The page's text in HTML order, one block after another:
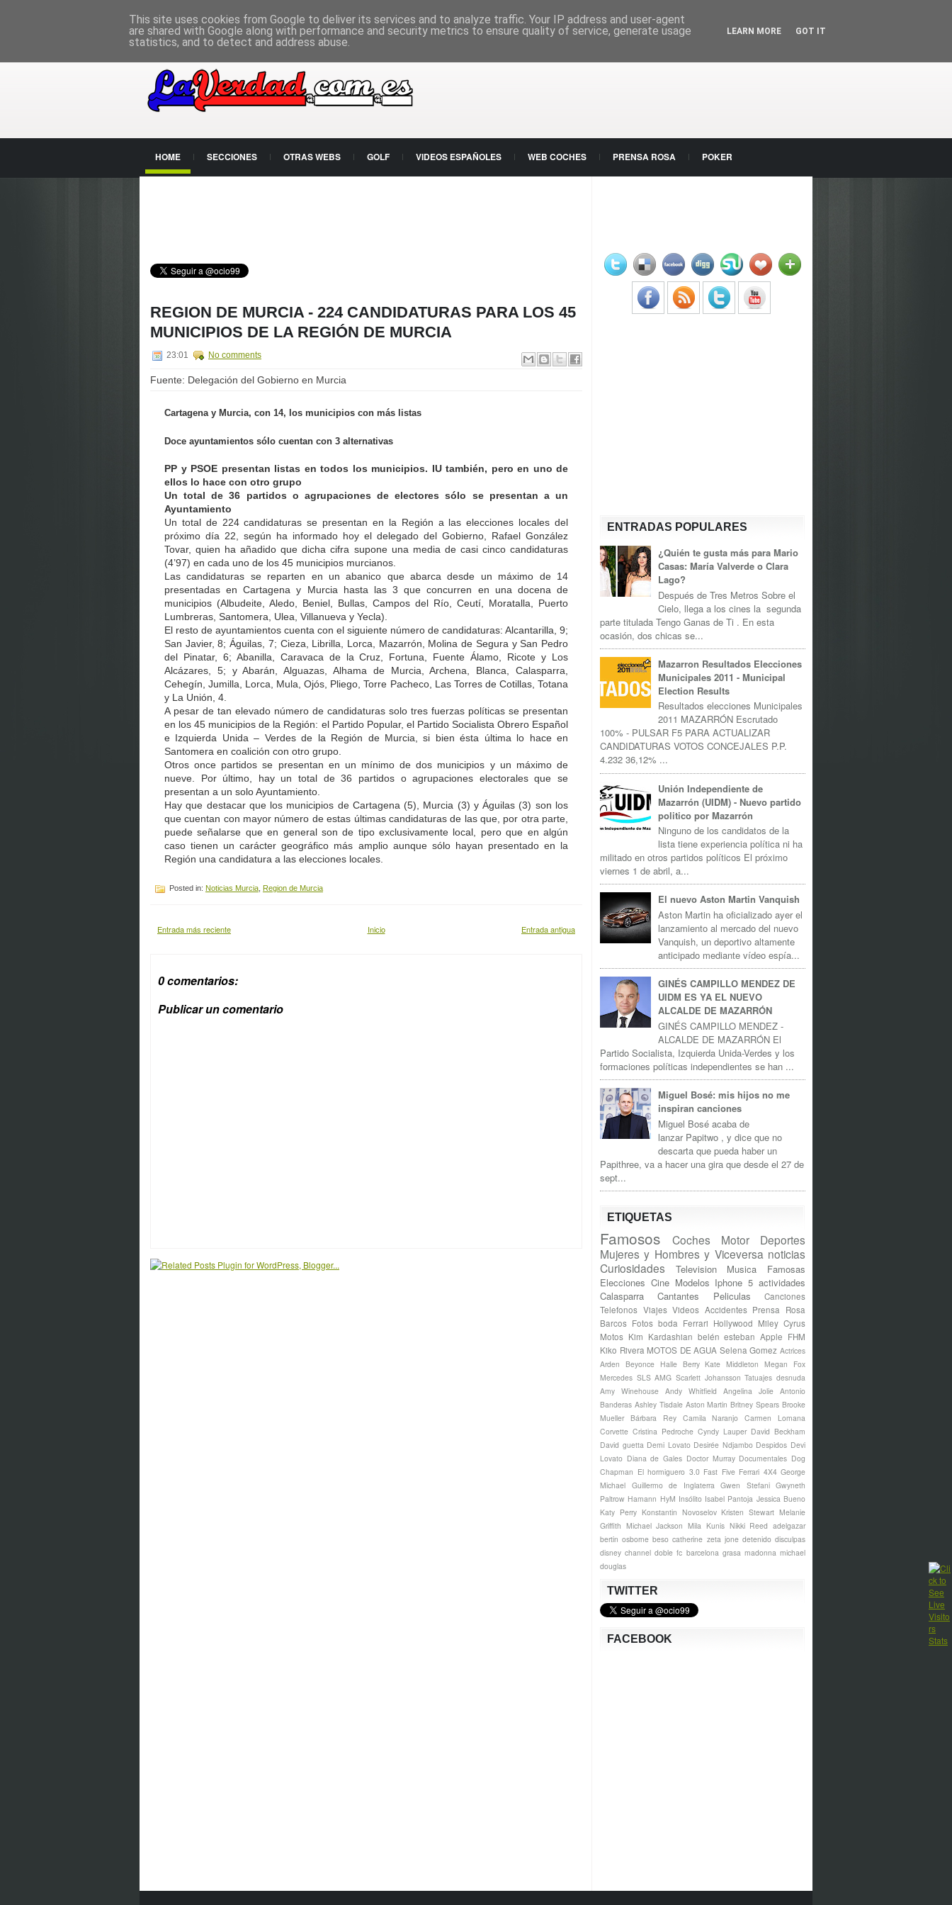
HOME SECCIONES OTRAS WEBS GOLF VIDEOS ESPAÑOLES WEB COCHES PRENSA ROSA POKER
REGION DE MURCIA - 224 CANDIDATURAS PARA LOS 45
MUNICIPIOS DE LA REGIÓN DE MURCIA
23:01 No comments
Fuente: Delegación del Gobierno en Murcia
Cartagena y Murcia, con 14, los municipios con más listas
Doce ayuntamientos sólo cuentan con 3 alternativas
PP y PSOE presentan listas en todos los municipios. IU también, pero en uno de
ellos lo hace con otro grupo
Un total de 36 partidos o agrupaciones de electores sólo se presentan a un
Ayuntamiento
Un total de 224 candidaturas se presentan en la Región a las elecciones locales del
próximo día 22, según ha informado hoy el delegado del Gobierno, Rafael González
Tovar, quien ha añadido que dicha cifra supone una media de casi cinco candidaturas
(4’97) en cada uno de los 45 municipios murcianos.
Las candidaturas se reparten en un abanico que abarca desde un máximo de 14
presentadas en Cartagena y Murcia hasta las 3 que concurren en una docena de
municipios (Albudeite, Aledo, Beniel, Bullas, Campos del Río, Ceutí, Moratalla, Puerto
Lumbreras, Santomera, Ulea, Villanueva y Yecla).
El resto de ayuntamientos cuenta con el siguiente número de candidaturas: Alcantarilla, 9;
San Javier, 8; Águilas, 7; Cieza, Librilla, Lorca, Mazarrón, Molina de Segura y San Pedro
del Pinatar, 6; Abanilla, Caravaca de la Cruz, Fortuna, Fuente Álamo, Ricote y Los
Alcázares, 5; y Abarán, Alguazas, Alhama de Murcia, Archena, Blanca, Calasparra,
Cehegín, Jumilla, Lorca, Mula, Ojós, Pliego, Torre Pacheco, Las Torres de Cotillas, Totana
y La Unión, 4.
A pesar de tan elevado número de candidaturas solo tres fuerzas políticas se presentan
en los 45 municipios de la Región: el Partido Popular, el Partido Socialista Obrero Español
e Izquierda Unida – Verdes de la Región de Murcia, si bien ésta última lo hace en
Santomera en coalición con otro grupo.
Otros once partidos se presentan en un mínimo de dos municipios y un máximo de
nueve. Por último, hay un total de 36 partidos o agrupaciones electorales que se
presentan a un solo Ayuntamiento.
Hay que destacar que los municipios de Cartagena (5), Murcia (3) y Águilas (3) son los
que cuentan con mayor número de estas últimas candidaturas de las que, por otra parte,
puede señalarse que en general son de tipo exclusivamente local, pero que en algún
caso tienen un carácter geográfico más amplio aunque sólo hayan presentado en la
Región una candidatura a las elecciones locales.
Posted in: Noticias Murcia Region de Murcia
Entrada más reciente Entrada antigua
Inicio
0 comentarios:
Publicar un comentario
ENTRADAS POPULARES
¿Quién te gusta más para Mario
Casas: María Valverde o Clara
Lago?
Después de Tres Metros Sobre el
Cielo, llega a los cines la segunda
parte titulada Tengo Ganas de Ti . En esta
ocasión, dos chicas se...
Mazarron Resultados Elecciones
Municipales 2011 - Municipal
Election Results
Resultados elecciones Municipales
2011 MAZARRÓN Escrutado
100% - PULSAR F5 PARA ACTUALIZAR
CANDIDATURAS VOTOS CONCEJALES P.P.
4.232 36,12% ...
Unión Independiente de
Mazarrón (UIDM) - Nuevo partido
politico por Mazarrón
Ninguno de los candidatos de la
lista tiene experiencia política ni ha
militado en otros partidos políticos El próximo
viernes 1 de abril, a...
El nuevo Aston Martin Vanquish
Aston Martin ha oficializado ayer el
lanzamiento al mercado del nuevo
Vanquish, un deportivo altamente
anticipado mediante vídeo espía...
GINÉS CAMPILLO MENDEZ DE
UIDM ES YA EL NUEVO
ALCALDE DE MAZARRÓN
GINÉS CAMPILLO MENDEZ -
ALCALDE DE MAZARRÓN El
Partido Socialista, Izquierda Unida-Verdes y los
formaciones políticas independientes se han ...
Miguel Bosé: mis hijos no me
inspiran canciones
Miguel Bosé acaba de
lanzar Papitwo , y dice que no
descarta que pueda haber un
Papithree, va a hacer una gira que desde el 27 de
sept...
ETIQUETAS
Famosos Coches Motor
Deportes
Mujeres y Hombres y Viceversa noticias
Curiosidades
Television Musica
Famosas
Elecciones Cine Modelos Iphone 5 actividades
Calasparra
Cantantes Peliculas
Canciones
Telefonos Viajes Videos Accidentes Prensa Rosa
Barcos Fotos boda Ferrari Hollywood Miley Cyrus
Motos Kim Kardashian belén esteban Apple FHM
Kiko Rivera MOTOS DE AGUA Selena Gomez Actrices
Arden
Beyonce Halle Berry Kate Middleton
Megan Fox
Mercedes SLS AMG Scarlett Johansson Tatuajes desnuda
Amy Winehouse Andy Whitfield Angelina Jolie Antonio
Banderas Ashley Tisdale Aston Martin Britney Spears Brooke
Mueller
Bárbara Rey Camila Naranjo
Carmen Lomana
Corvette Cristina Pedroche Cyndy Lauper David Beckham
David guetta Demi Lovato Desirée Ndjambo Despidos Devi
Lovato Diana de Gales Doctor Murray Documentales Dog
Chapman El hormiguero 3.0 Fast Five Ferrari 4X4 George
Michael Guillermo de Inglaterra Gwen Stefani Gwyneth
Paltrow Hamann HyM Insólito Isabel Pantoja Jessica Bueno
Katy Perry Konstantin Novoselov Kristen Stewart Melanie
Griffith Michael Jackson Mila Kunis Nikki Reed adelgazar
bertin osborne beso catherine zeta jone detenido disculpas
disney channel doble fc barcelona grasa madonna michael
douglas
TWITTER
FACEBOOK
This site uses cookies from Google to deliver its services and to analyze traffic. Your IP address and user-agent
are shared with Google along with performance and security metrics to ensure quality of service, generate usage
statistics, and to detect and address abuse.
LEARN MORE GOT IT